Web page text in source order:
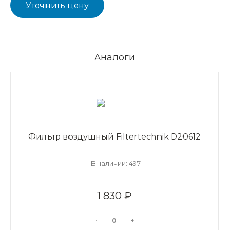
Уточнить цену
Аналоги
Фильтр воздушный Filtertechnik D20612
В наличии: 497
1 830 ₽
- +